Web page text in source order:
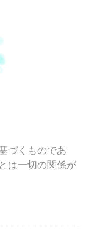
づくものであ
は一切の関係が